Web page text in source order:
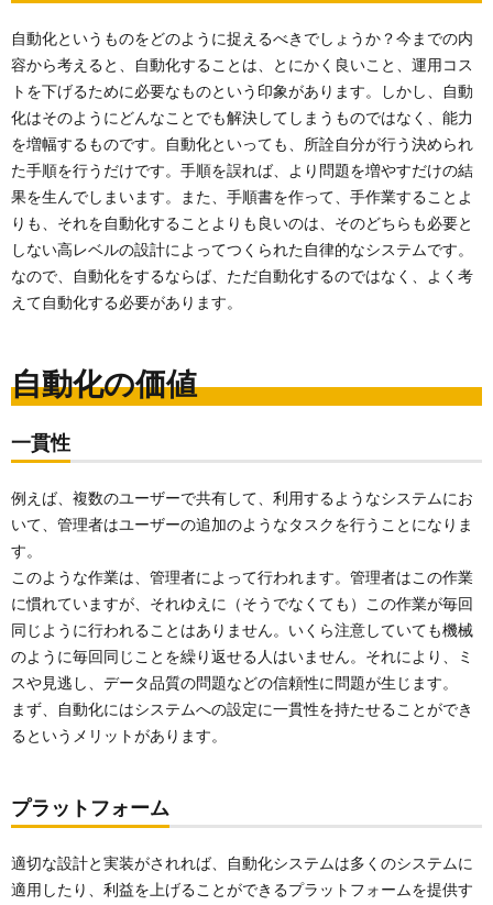
自動化というものをどのように捉えるべきでしょうか？今までの内
容から考えると、自動化することは、とにかく良いこと、運用コス
トを下げるために必要なものという印象があります。しかし、自動
化はそのようにどんなことでも解決してしまうものではなく、能力
を増幅するものです。自動化といっても、所詮自分が行う決められ
た手順を行うだけです。手順を誤れば、より問題を増やすだけの結
果を生んでしまいます。また、手順書を作って、手作業することよ
りも、それを自動化することよりも良いのは、そのどちらも必要と
しない高レベルの設計によってつくられた自律的なシステムです。
なので、自動化をするならば、ただ自動化するのではなく、よく考
えて自動化する必要があります。
自動化の価値
一貫性
例えば、複数のユーザーで共有して、利用するようなシステムにお
いて、管理者はユーザーの追加のようなタスクを行うことになりま
す。
このような作業は、管理者によって行われます。管理者はこの作業
に慣れていますが、それゆえに（そうでなくても）この作業が毎回
同じように行われることはありません。いくら注意していても機械
のように毎回同じことを繰り返せる人はいません。それにより、ミ
スや見逃し、データ品質の問題などの信頼性に問題が生じます。
まず、自動化にはシステムへの設定に一貫性を持たせることができ
るというメリットがあります。
プラットフォーム
適切な設計と実装がされれば、自動化システムは多くのシステムに
適用したり、利益を上げることができるプラットフォームを提供す